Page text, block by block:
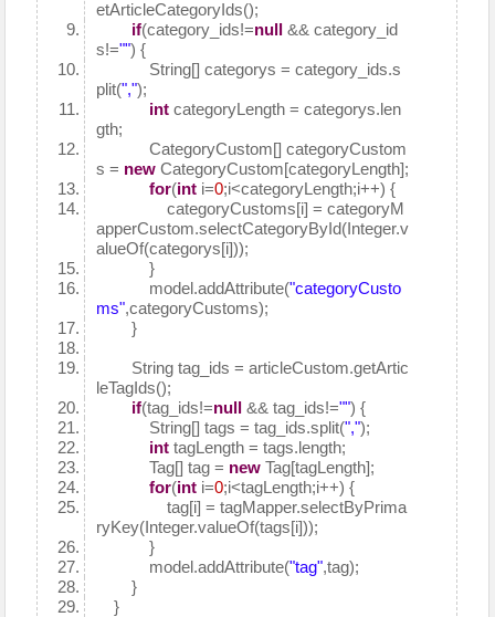
etArticleCategoryIds();
if(category_ids!=null && category_id
s!="") {
String[] categorys = category_ids.s
plit(",");
int categoryLength = categorys.len
gth;
CategoryCustom[] categoryCustom
s = new CategoryCustom[categoryLength];
for(int i=0;i<categoryLength;i++) {
categoryCustoms[i] = categoryM
apperCustom.selectCategoryById(Integer.v
alueOf(categorys[i]));
}
model.addAttribute("categoryCusto
ms",categoryCustoms);
}
String tag_ids = articleCustom.getArtic
leTagIds();
if(tag_ids!=null && tag_ids!="") {
String[] tags = tag_ids.split(",");
int tagLength = tags.length;
Tag[] tag = new Tag[tagLength];
for(int i=0;i<tagLength;i++) {
tag[i] = tagMapper.selectByPrima
ryKey(Integer.valueOf(tags[i]));
}
model.addAttribute("tag",tag);
}
}